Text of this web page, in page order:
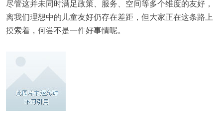
尽管这并未同时满足政策、服务、空间等多个维度的友好，
离我们理想中的儿童友好仍存在差距，但大家正在这条路上
摸索着，何尝不是一件好事情呢。